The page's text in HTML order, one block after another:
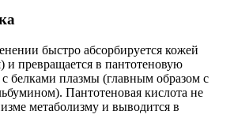
быстро абсорбируется кожей
и превращается в пантотеновую
с белками плазмы (главным образом с
Пантотеновая кислота не
метаболизму и выводится в